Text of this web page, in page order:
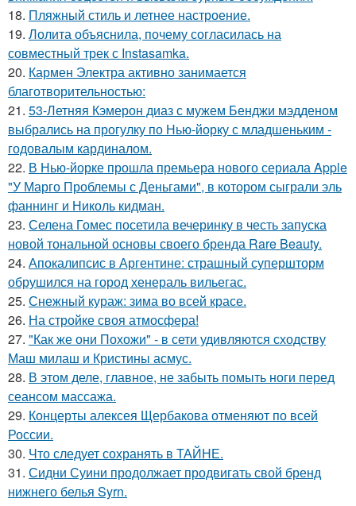
18. Пляжный стиль и летнее настроение.
19. Лолита объяснила, почему согласилась на
совместный трек с Instasamka.
20. Кармен Электра активно занимается
благотворительностью:
21. 53-Летняя Кэмерон диаз с мужем Бенджи мэдденом
выбрались на прогулку по Нью-йорку с младшеньким -
годовалым кардиналом.
22. В Нью-йорке прошла премьера нового сериала Apple
"У Марго Проблемы с Деньгами", в котором сыграли эль
фаннинг и Николь кидман.
23. Селена Гомес посетила вечеринку в честь запуска
новой тональной основы своего бренда Rare Beauty.
24. Апокалипсис в Аргентине: страшный супершторм
обрушился на город хенераль вильегас.
25. Снежный кураж: зима во всей красе.
26. На стройке своя атмосфера!
27. "Как же они Похожи" - в сети удивляются сходству
Маш милаш и Кристины асмус.
28. В этом деле, главное, не забыть помыть ноги перед
сеансом массажа.
29. Концерты алексея Щербакова отменяют по всей
России.
30. Что следует сохранять в ТАЙНЕ.
31. Сидни Суини продолжает продвигать свой бренд
нижнего белья Syrn.